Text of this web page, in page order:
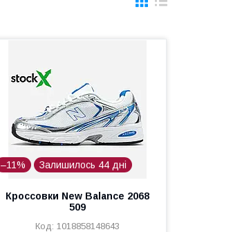
–11% Залишилось 44 дні
Кроссовки New Balance 2068
509
1018858148643